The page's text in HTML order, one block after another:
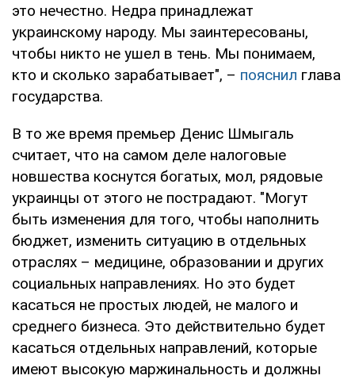
это нечестно. Недра принадлежат
украинскому народу. Мы заинтересованы,
чтобы никто не ушел в тень. Мы понимаем,
кто и сколько зарабатывает", – пояснил глава
государства.
В то же время премьер Денис Шмыгаль
считает, что на самом деле налоговые
новшества коснутся богатых, мол, рядовые
украинцы от этого не пострадают. "Могут
быть изменения для того, чтобы наполнить
бюджет, изменить ситуацию в отдельных
отраслях – медицине, образовании и других
социальных направлениях. Но это будет
касаться не простых людей, не малого и
среднего бизнеса. Это действительно будет
касаться отдельных направлений, которые
имеют высокую маржинальность и должны